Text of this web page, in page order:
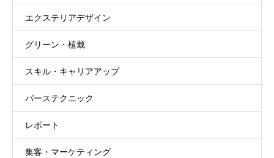
エクステリアデザイン
グリーン・植栽
スキル・キャリアアップ
パーステクニック
レポート
集客・マーケティング